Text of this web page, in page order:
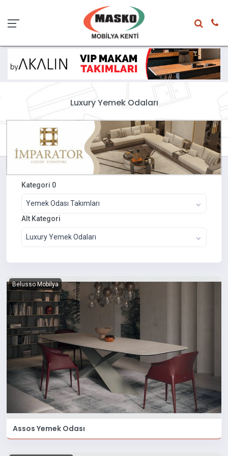
Luxury Yemek Odaları
Kategori 0
Yemek Odası Takımları
Alt Kategori
Luxury Yemek Odaları
Belusso Mobilya
Assos Yemek Odası